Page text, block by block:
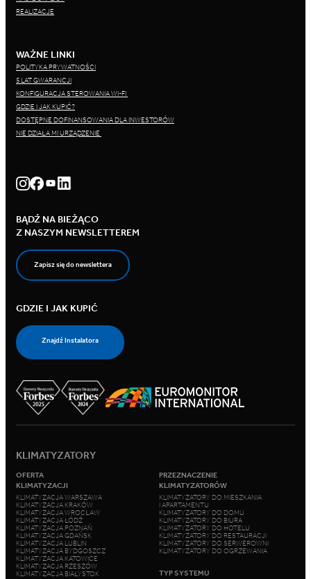
REALIZACJE
WAŻNE LINKI
POLITYKA PRYWATNOŚCI
5 LAT GWARANCJI
KONFIGURACJA STEROWANIA WI-FI
GDZIE I JAK KUPIĆ?
DOSTĘPNE DOFINANSOWANIA DLA INWESTORÓW
NIE DZIAŁA MI URZĄDZENIE
BĄDŹ NA BIEŻĄCO
Z NASZYM NEWSLETTEREM
Zapisz się do newslettera
GDZIE I JAK KUPIĆ
Znajdź Instalatora
KLIMATYZATORY
OFERTA
KLIMATYZACJI
KLIMATYZACJA WARSZAWA
KLIMATYZACJA KRAKÓW
KLIMATYZACJA WROCŁAW
KLIMATYZACJA ŁÓDŹ
KLIMATYZACJA POZNAŃ
KLIMATYZACJA GDAŃSK
KLIMATYZACJA LUBLIN
KLIMATYZACJA BYDGOSZCZ
KLIMATYZACJA KATOWICE
KLIMATYZACJA RZESZÓW
KLIMATYZACJA BIAŁYSTOK
PRZEZNACZENIE
KLIMATYZATORÓW
KLIMATYZATORY DO MIESZKANIA
I APARTAMENTU
KLIMATYZATORY DO DOMU
KLIMATYZATORY DO BIURA
KLIMATYZATORY DO HOTELU
KLIMATYZATORY DO RESTAURACJI
KLIMATYZATORY DO SERWEROWNI
KLIMATYZATORY DO OGRZEWANIA
TYP SYSTEMU